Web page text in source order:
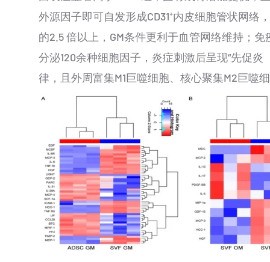
外源因子即可自发形成CD31⁺内皮细胞管状网络
的2.5 倍以上，GM条件更利于血管网络维持；
分泌120余种细胞因子，炎症刺激后呈现“先促炎
律，且外周富集M1巨噬细胞、核心聚集M2巨噬